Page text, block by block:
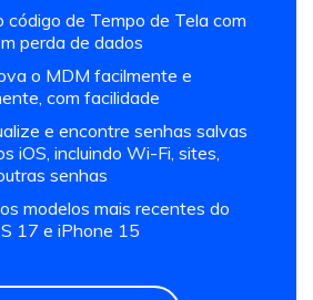
código de Tempo de Tela com
perda de dados
o MDM facilmente e
com facilidade
e encontre senhas salvas
iOS, incluindo Wi-Fi, sites,
senhas
modelos mais recentes do
17 e iPhone 15